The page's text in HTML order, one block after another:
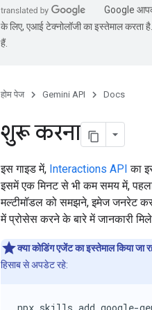
Google
के लिए, एआई टेक्नोलॉजी का इस्तेमाल करता
हैं.
होम पेज Gemini API Docs
शुरू करना
इस गाइड में, Interactions API का
इसमें एक मिनट से भी कम समय में,
मल्टीमॉडल को समझने, इमेज जनरेट
में प्रोसेस करने के बारे में जानकारी
क्या कोडिंग एजेंट का इस्तेमाल किया जा
हिसाब से अपडेट रहे: